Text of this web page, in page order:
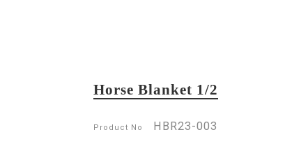
Horse Blanket 1/2
Product No HBR23-003